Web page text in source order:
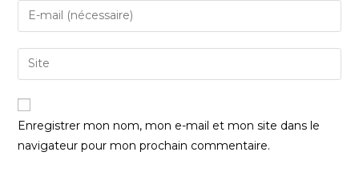
Enregistrer mon nom, mon e-mail et mon site dans le
navigateur pour mon prochain commentaire.